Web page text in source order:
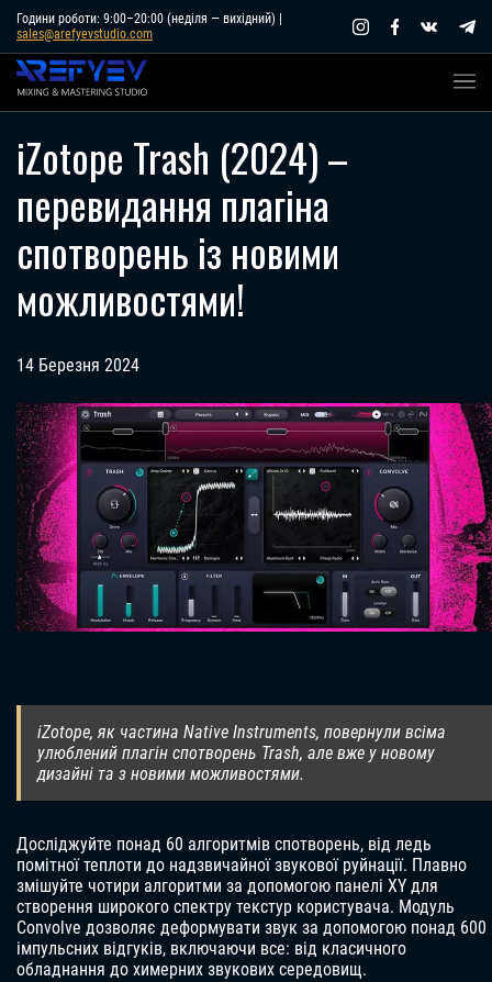
Skip
content
Години роботи: 9:00–20:00 (неділя — вихідний) |
sales@arefyevstudio.com
iZotope Trash (2024) –
перевидання плагіна
спотворень із новими
можливостями!
14 Березня 2024
iZotope, як частина Native Instruments, повернули всіма
улюблений плагін спотворень Trash, але вже у новому
дизайні та з новими можливостями.
Досліджуйте понад 60 алгоритмів спотворень, від ледь
помітної теплоти до надзвичайної звукової руйнації. Плавно
змішуйте чотири алгоритми за допомогою панелі XY для
створення широкого спектру текстур користувача. Модуль
Convolve дозволяє деформувати звук за допомогою понад 600
імпульсних відгуків, включаючи все: від класичного
обладнання до химерних звукових середовищ.